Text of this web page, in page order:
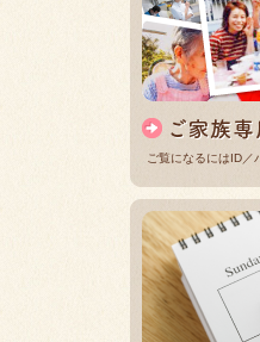
ご覧になるにはID／